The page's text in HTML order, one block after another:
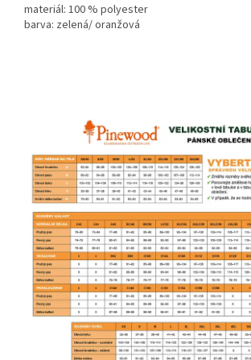
materiál: 100 % polyester
barva: zelená/ oranžová